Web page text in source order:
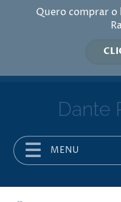
Quero comprar
Dante
MENU